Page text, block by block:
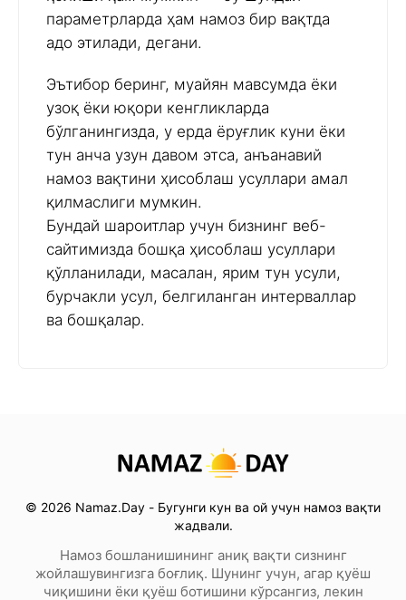
параметрларда ҳам намоз бир вақтда
адо этилади, дегани.
Эътибор беринг, муайян мавсумда ёки
узоқ ёки юқори кенгликларда
бўлганингизда, у ерда ёруғлик куни ёки
тун анча узун давом этса, анъанавий
намоз вақтини ҳисоблаш усуллари амал
қилмаслиги мумкин.
Бундай шароитлар учун бизнинг веб-
сайтимизда бошқа ҳисоблаш усуллари
қўлланилади, масалан, ярим тун усули,
бурчакли усул, белгиланган интерваллар
ва бошқалар.
© 2026 Namaz.Day - Бугунги кун ва ой учун намоз вақти
жадвали.
Намоз бошланишининг аниқ вақти сизнинг
жойлашувингизга боғлиқ. Шунинг учун, агар қуёш
чиқишини ёки қуёш ботишини кўрсангиз, лекин